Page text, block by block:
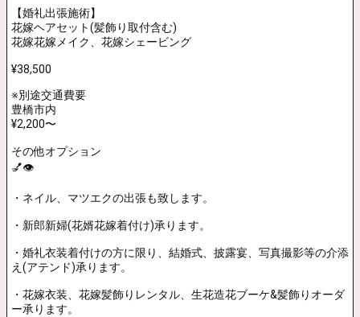
【婚礼出張施術】
花嫁ヘアセット(髪飾り取付含む)
花嫁花嫁メイク、花嫁シェービング
¥38,500
※別途交通費要
豊橋市内
¥2,200〜
その他オプション
💅👁️
・ネイル、マツエクの出張も致します。
・新郎新婦(花婿花嫁着付け)承ります。
・婚礼衣装着付けの方に限り、結婚式、披露宴、写真撮影等の介添
え(アテンド)承ります。
・花嫁衣装、花嫁髪飾りレンタル、生花造花ブーケ&髪飾りオーダ
ー承ります。